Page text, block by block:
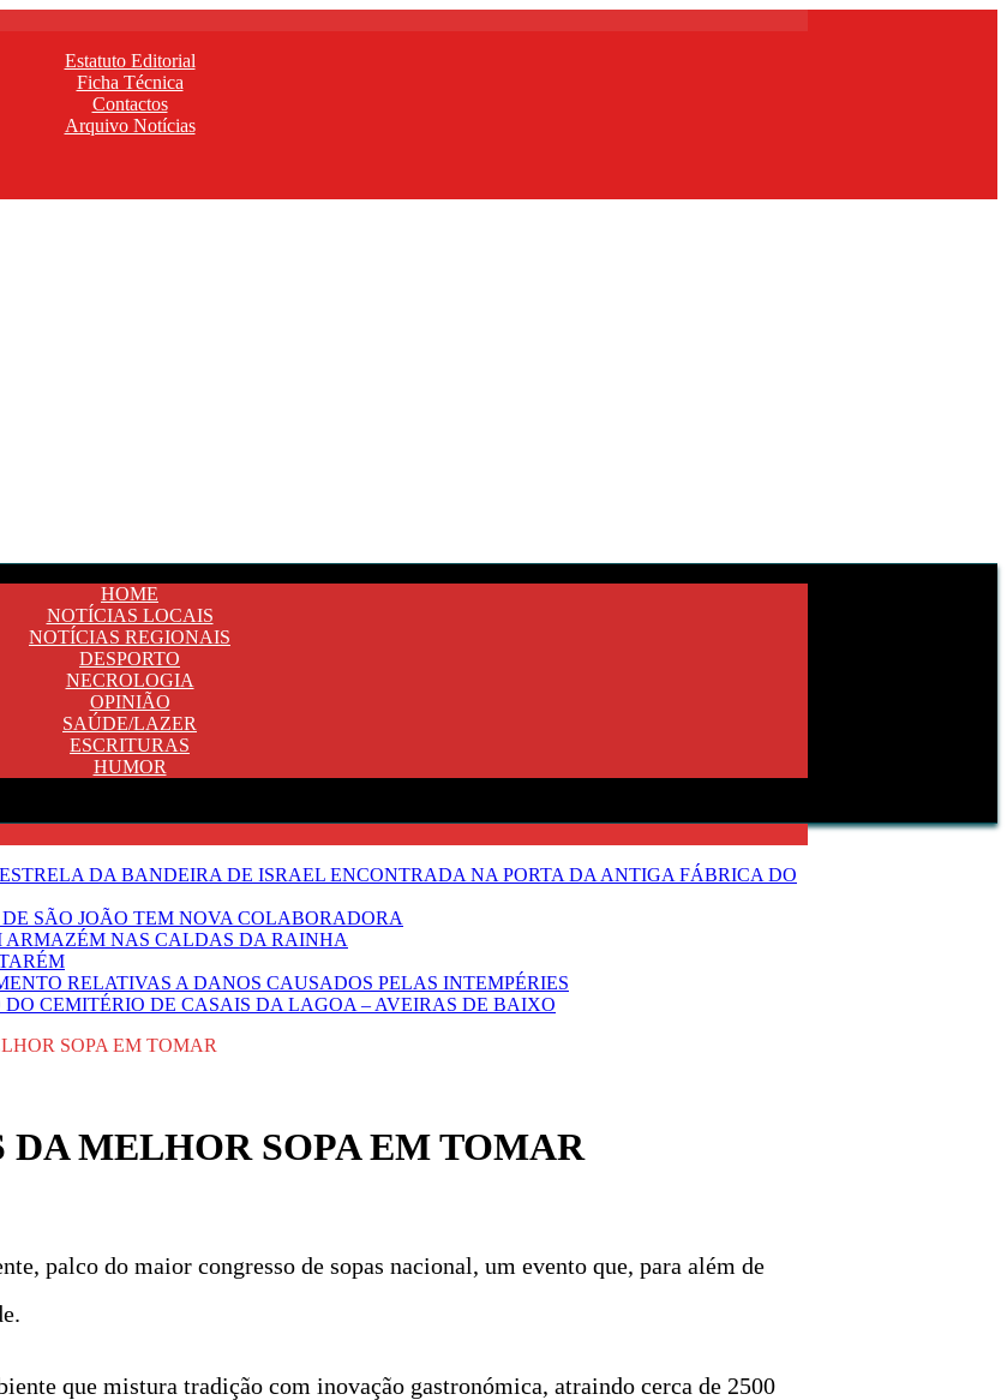
Estatuto Editorial
Ficha Técnica
Contactos
Arquivo Notícias
HOME
NOTÍCIAS LOCAIS
NOTÍCIAS REGIONAIS
DESPORTO
NECROLOGIA
OPINIÃO
SAÚDE/LAZER
ESCRITURAS
HUMOR
DA BANDEIRA DE ISRAEL ENCONTRADA NA PORTA DA ANTIGA FÁBRICA DO
SÃO JOÃO TEM NOVA COLABORADORA
ARMAZÉM NAS CALDAS DA RAINHA
RELATIVAS A DANOS CAUSADOS PELAS INTEMPÉRIES
CEMITÉRIO DE CASAIS DA LAGOA – AVEIRAS DE BAIXO
SOPA EM TOMAR
DA MELHOR SOPA EM TOMAR
palco do maior congresso de sopas nacional, um evento que, para além de
que mistura tradição com inovação gastronómica, atraindo cerca de 2500